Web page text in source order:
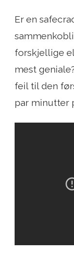
Er en
forskjellige
mest
feil til den
par minutter